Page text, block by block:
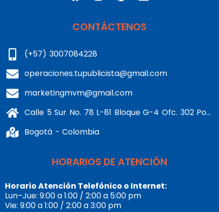
CONTÁCTENOS
(+57) 3007084228
operaciones.tupublicista@gmail.com
marketingmvm@gmail.com
Calle 5 Sur No. 78 L-81 Bloque G-4 Ofc. 302 Portería 1 Banderas - Kennedy
Bogotá - Colombia
HORARIOS DE ATENCIÓN
Horario Atención Telefónico o Internet:
Lun–Jue: 9:00 a 1:00 / 2:00 a 5:00 pm
Vie: 9:00 a 1:00 / 2:00 a 3:00 pm